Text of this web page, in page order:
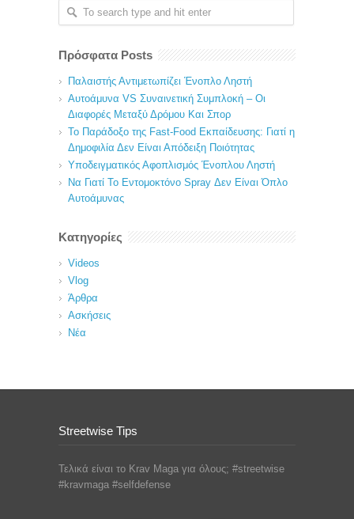
Πρόσφατα Posts
Παλαιστής Αντιμετωπίζει Ένοπλο Ληστή
Αυτοάμυνα VS Συναινετική Συμπλοκή – Οι
Διαφορές Μεταξύ Δρόμου Και Σπορ
Το Παράδοξο της Fast-Food Εκπαίδευσης: Γιατί η
Δημοφιλία Δεν Είναι Απόδειξη Ποιότητας
Υποδειγματικός Αφοπλισμός Ένοπλου Ληστή
Να Γιατί Το Εντομοκτόνο Spray Δεν Είναι Όπλο
Αυτοάμυνας
Κατηγορίες
Videos
Vlog
Άρθρα
Ασκήσεις
Νέα
Streetwise Tips
Τελικά είναι το Krav Maga για όλους; #streetwise
#kravmaga #selfdefense